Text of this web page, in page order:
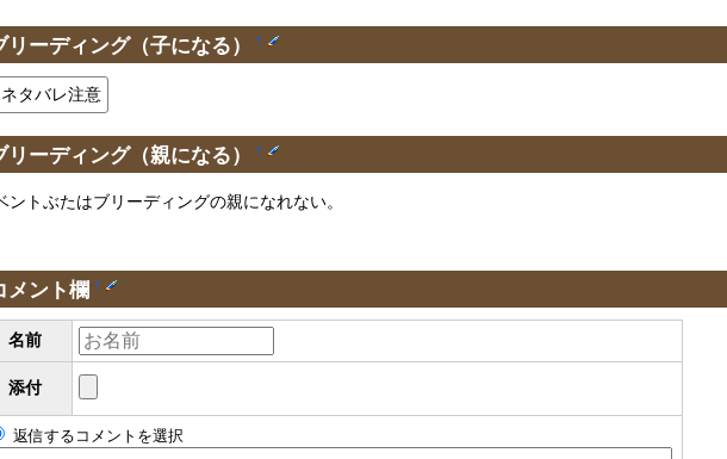
リーディング（子になる） †
ネタバレ注意
リーディング（親になる） †
ントぶたはブリーディングの親になれない。
メント欄 †
名前
添付
返信するコメントを選択